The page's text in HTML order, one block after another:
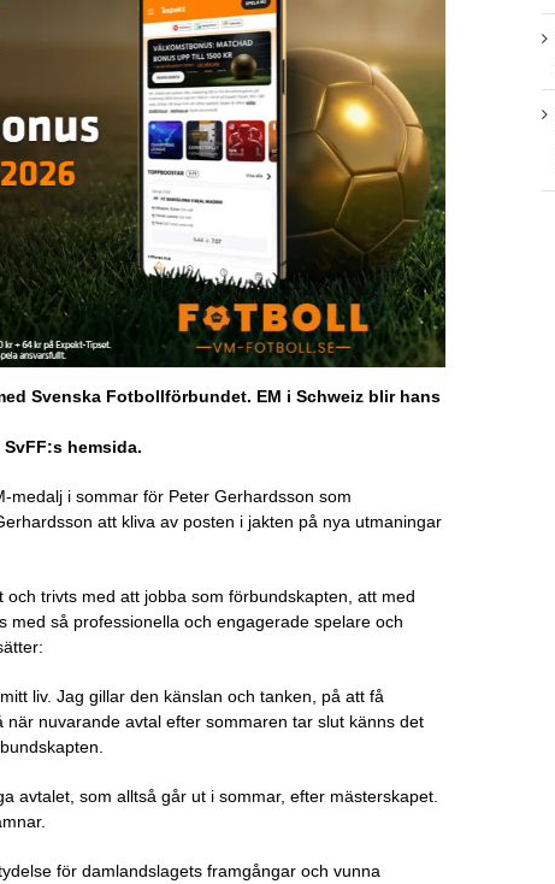
Svenska Fotbollförbundet. EM i Schweiz blir hans
hemsida.
medalj i sommar för Peter Gerhardsson som
att kliva av posten i jakten på nya utmaningar
trivts med att jobba som förbundskapten, att med
så professionella och engagerade spelare och
liv. Jag gillar den känslan och tanken, på att få
nuvarande avtal efter sommaren tar slut känns det
avtalet, som alltså går ut i sommar, efter mästerskapet.
för damlandslagets framgångar och vunna